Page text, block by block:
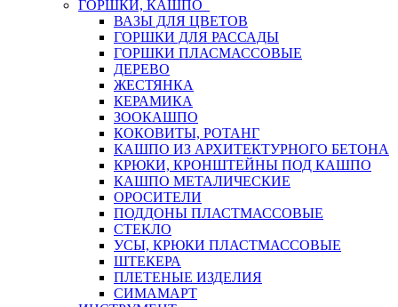
ГОРШКИ, КАШПО
ВАЗЫ ДЛЯ ЦВЕТОВ
ГОРШКИ ДЛЯ РАССАДЫ
ГОРШКИ ПЛАСМАССОВЫЕ
ДЕРЕВО
ЖЕСТЯНКА
КЕРАМИКА
ЗООКАШПО
КОКОВИТЫ, РОТАНГ
КАШПО ИЗ АРХИТЕКТУРНОГО БЕТОНА
КРЮКИ, КРОНШТЕЙНЫ ПОД КАШПО
КАШПО МЕТАЛИЧЕСКИЕ
ОРОСИТЕЛИ
ПОДДОНЫ ПЛАСТМАССОВЫЕ
СТЕКЛО
УСЫ, КРЮКИ ПЛАСТМАССОВЫЕ
ШТЕКЕРА
ПЛЕТЕНЫЕ ИЗДЕЛИЯ
СИМАМАРТ